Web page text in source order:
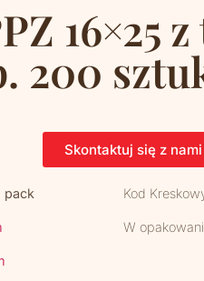
16×25
200
Skontaktuj się z nami
pack Kod
W